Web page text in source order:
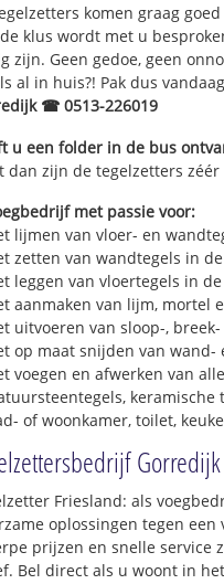
komen graag
klus wordt met u
zijn. Geen gedoe, geen
al in huis?! Pak dus
☎ 0513-226019
u een folder in de bus
dan zijn de tegelzetters
met passie voor:
lijmen van vloer- en
zetten van wandtegels in
leggen van vloertegels in
aanmaken van lijm, mortel
uitvoeren van sloop-,
op maat snijden van wand-
voegen en afwerken van
keramische
of woonkamer, toilet,
Gorredijk
Friesland: als
oplossingen tegen
prijzen en snelle service
Bel direct als u woont in